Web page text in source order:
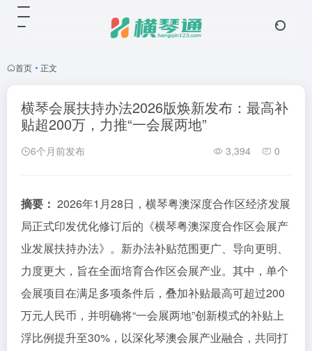
首页 • 正文
横琴会展扶持办法2026版焕新发布：最高补
贴超200万，力推“一会展两地”
6个月前发布 3,394 0
摘要： 2026年1月28日，横琴粤澳深度合作区经济发展
局正式印发优化修订后的《横琴粤澳深度合作区会展产
业发展扶持办法》。新办法补贴范围更广、导向更明、
力度更大，旨在全面培育合作区会展产业。其中，单个
会展项目在满足多项条件后，叠加补贴最高可超过200
万元人民币，并明确将“一会展两地”创新模式的补贴上
浮比例提升至30%，以深化琴澳会展产业融合，共同打